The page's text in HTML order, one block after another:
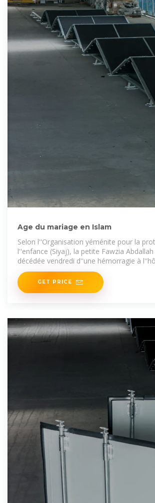
Age du mariage en Islam
Selon l''Organisation yéménite pour la
l''enfance (Siyaj), la petite Fawzia
décédée vendredi d''une hémorragie à
de Hajja
GET PRICE